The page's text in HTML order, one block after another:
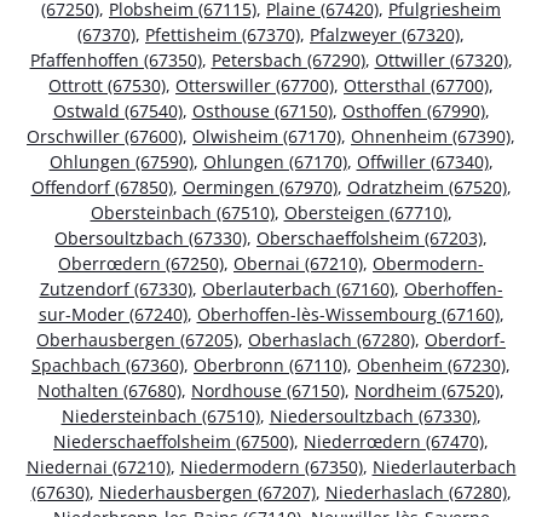
(67250), Plobsheim (67115), Plaine (67420), Pfulgriesheim
(67370), Pfettisheim (67370), Pfalzweyer (67320),
Pfaffenhoffen (67350), Petersbach (67290), Ottwiller (67320),
Ottrott (67530), Otterswiller (67700), Ottersthal (67700),
Ostwald (67540), Osthouse (67150), Osthoffen (67990),
Orschwiller (67600), Olwisheim (67170), Ohnenheim (67390),
Ohlungen (67590), Ohlungen (67170), Offwiller (67340),
Offendorf (67850), Oermingen (67970), Odratzheim (67520),
Obersteinbach (67510), Obersteigen (67710),
Obersoultzbach (67330), Oberschaeffolsheim (67203),
Oberrœdern (67250), Obernai (67210), Obermodern-
Zutzendorf (67330), Oberlauterbach (67160), Oberhoffen-
sur-Moder (67240), Oberhoffen-lès-Wissembourg (67160),
Oberhausbergen (67205), Oberhaslach (67280), Oberdorf-
Spachbach (67360), Oberbronn (67110), Obenheim (67230),
Nothalten (67680), Nordhouse (67150), Nordheim (67520),
Niedersteinbach (67510), Niedersoultzbach (67330),
Niederschaeffolsheim (67500), Niederrœdern (67470),
Niedernai (67210), Niedermodern (67350), Niederlauterbach
(67630), Niederhausbergen (67207), Niederhaslach (67280),